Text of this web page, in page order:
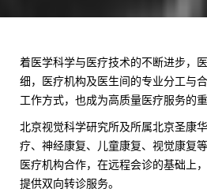
e
着医学科学与医疗技术的不断进步，
细，医疗机构及医生间的专业分工与
工作方式，也成为高质量医疗服务的重
北京视觉科学研究所及所属北京圣康
疗、神经康复、儿童康复、视觉康复
医疗机构合作，在远程会诊的基础上
提供双向转诊服务。